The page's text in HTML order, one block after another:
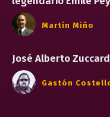
Martín Miño
José Alberto
Gastón